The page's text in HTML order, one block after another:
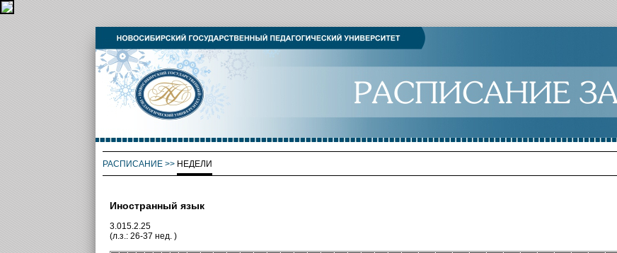
РАСПИСАНИЕ>> НЕДЕЛИ
Иностранный язык
3.015.2.25
(л.з.: 26-37 нед. )